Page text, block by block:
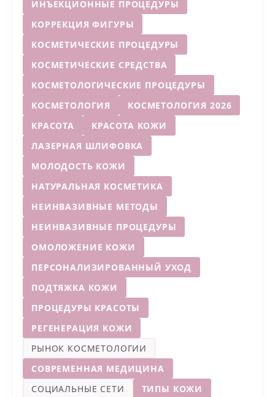
ИНЪЕКЦИОННЫЕ ПРОЦЕДУРЫ
КОРРЕКЦИЯ ФИГУРЫ
КОСМЕТИЧЕСКИЕ ПРОЦЕДУРЫ
КОСМЕТИЧЕСКИЕ СРЕДСТВА
КОСМЕТОЛОГИЧЕСКИЕ ПРОЦЕДУРЫ
КОСМЕТОЛОГИЯ
КОСМЕТОЛОГИЯ 2026
КРАСОТА
КРАСОТА КОЖИ
ЛАЗЕРНАЯ ШЛИФОВКА
МОЛОДОСТЬ КОЖИ
НАТУРАЛЬНАЯ КОСМЕТИКА
НЕИНВАЗИВНЫЕ МЕТОДЫ
НЕИНВАЗИВНЫЕ ПРОЦЕДУРЫ
ОМОЛОЖЕНИЕ КОЖИ
ПЕРСОНАЛИЗИРОВАННЫЙ УХОД
ПОДТЯЖКА КОЖИ
ПРОЦЕДУРЫ КРАСОТЫ
РЕГЕНЕРАЦИЯ КОЖИ
РЫНОК КОСМЕТОЛОГИИ
СОВРЕМЕННАЯ МЕДИЦИНА
СОЦИАЛЬНЫЕ СЕТИ
ТИПЫ КОЖИ